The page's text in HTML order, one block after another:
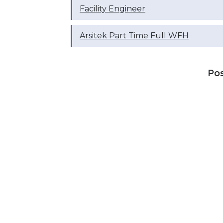
Facility Engineer
Arsitek Part Time Full WFH